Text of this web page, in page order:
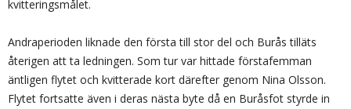
kvitteringsmålet.
Andraperioden liknade den första till stor del och Burås tilläts
återigen att ta ledningen. Som tur var hittade förstafemman
äntligen flytet och kvitterade kort därefter genom Nina Olsson.
Flytet fortsatte även i deras nästa byte då en Buråsfot styrde in